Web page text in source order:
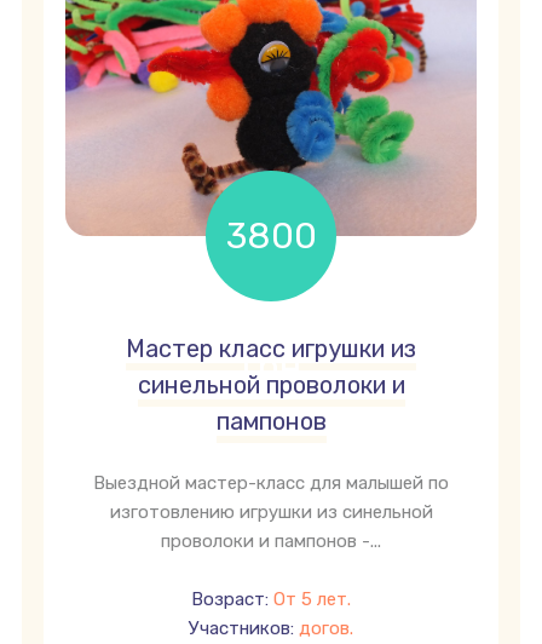
3800
грн
Мастер класс игрушки из
синельной проволоки и
пампонов
Выездной мастер-класс для малышей по
изготовлению игрушки из синельной
проволоки и пампонов -...
Возраст: От 5 лет.
Участников: догов.